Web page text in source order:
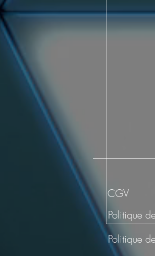
CGV
Politique
Politique